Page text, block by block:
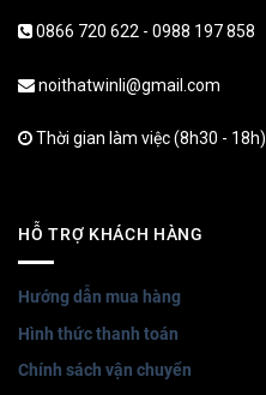
0866 720 622 - 0988 197 858
noithatwinli@gmail.com
Thời gian làm việc (8h30 - 18h)
HỖ TRỢ KHÁCH HÀNG
Hướng dẫn mua hàng
Hình thức thanh toán
Chính sách vận chuyển